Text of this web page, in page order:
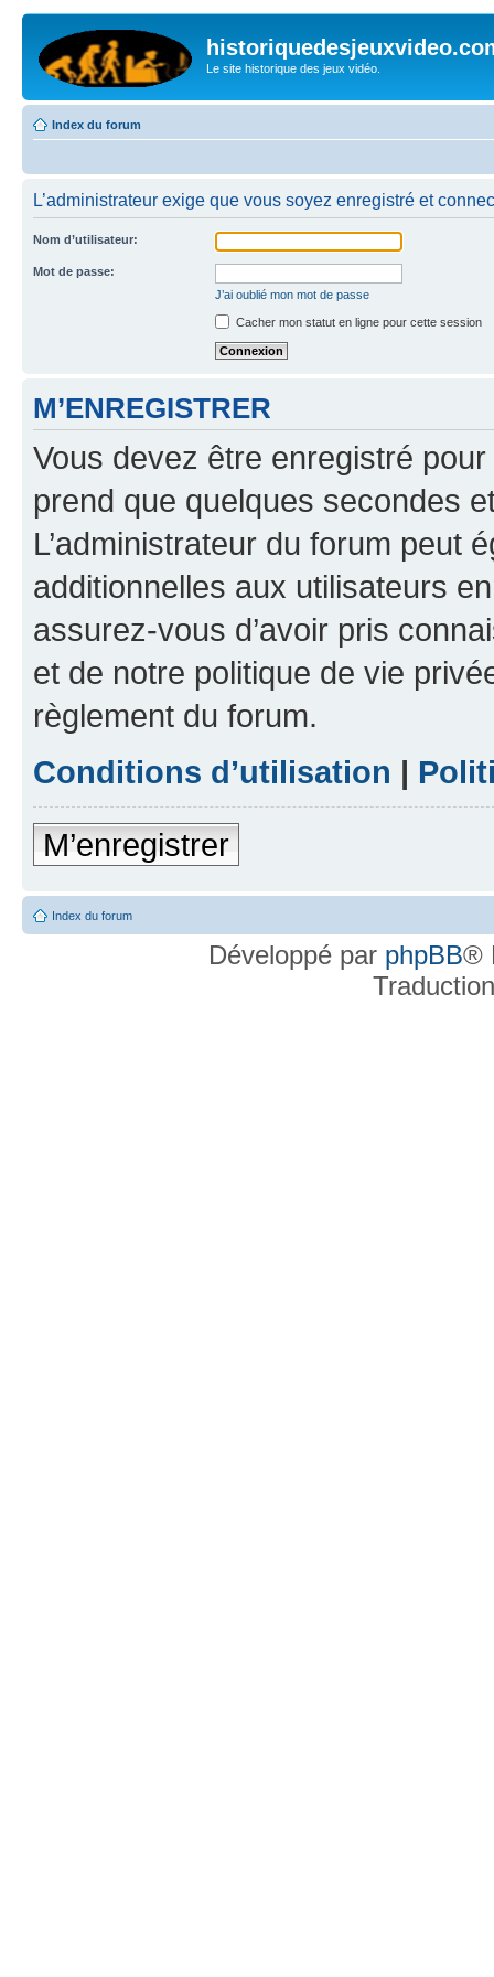
Le site historique des jeux vidéo.
Index du forum
L’administrateur exige que vous soyez enregistré et
Nom d’utilisateur:
Mot de passe:
J’ai oublié mon mot de passe
Cacher mon statut en ligne pour cette session
M’ENREGISTRER
Vous devez être enregistré
prend que quelques secondes
L’administrateur du forum peut
additionnelles aux utilisateurs
assurez-vous d’avoir pris
et de notre politique de vie
règlement du forum.
Conditions d’utilisation |
M’enregistrer
Index du forum
Développé par phpBB®